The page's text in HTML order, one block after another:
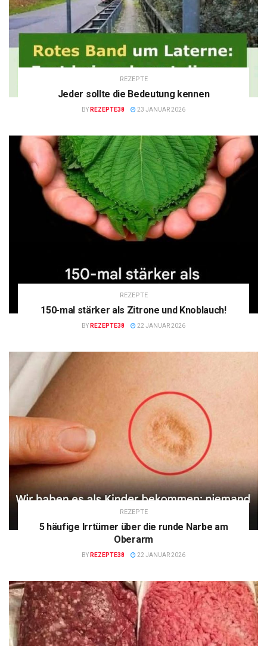
REZEPTE
Jeder sollte die Bedeutung kennen
BY REZEPTE38 23 JANUAR 2026
REZEPTE
150-mal stärker als Zitrone und Knoblauch!
BY REZEPTE38 22 JANUAR 2026
REZEPTE
5 häufige Irrtümer über die runde Narbe am
Oberarm
BY REZEPTE38 22 JANUAR 2026